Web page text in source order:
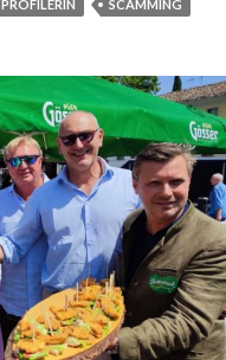
PROFILERIN SCAMMING